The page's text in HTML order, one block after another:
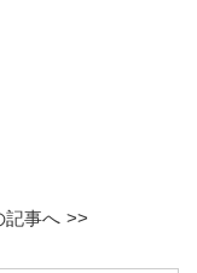
記事へ >>